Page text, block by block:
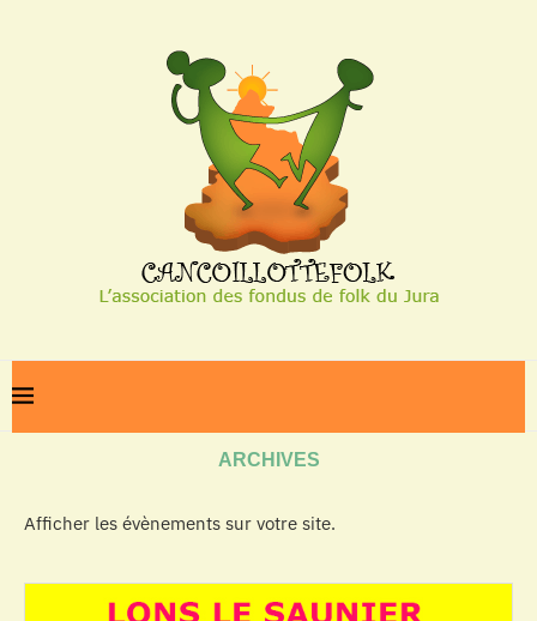
ARCHIVES
Afficher les évènements sur votre site.